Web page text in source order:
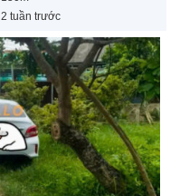
2 tuần trước